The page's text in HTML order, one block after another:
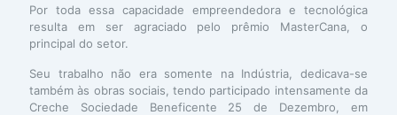
Por toda essa capacidade empreendedora e tecnológica
resulta em ser agraciado pelo prêmio MasterCana, o
principal do setor.
Seu trabalho não era somente na Indústria, dedicava-se
também às obras sociais, tendo participado intensamente da
Creche Sociedade Beneficente 25 de Dezembro, em